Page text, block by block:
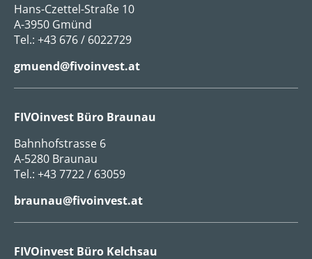
Hans-Czettel-Straße 10
A-3950 Gmünd
Tel.: +43 676 / 6022729
gmuend@fivoinvest.at
FIVOinvest Büro Braunau
Bahnhofstrasse 6
A-5280 Braunau
Tel.: +43 7722 / 63059
braunau@fivoinvest.at
FIVOinvest Büro Kelchsau